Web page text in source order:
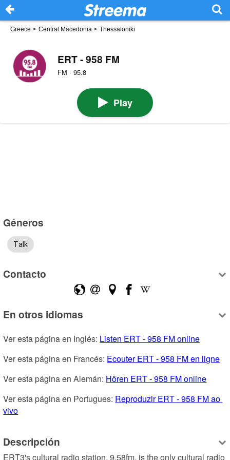
Greece > Central Macedonia > Thessaloniki
ERT - 958 FM
FM · 95.8
Play
Géneros
Talk
Contacto
En otros idiomas
Ver esta página en Inglés: Listen ERT - 958 FM online
Ver esta página en Francés: Ecouter ERT - 958 FM en ligne
Ver esta página en Alemán: Hören ERT - 958 FM online
Ver esta página en Portugues: Reproduzir ERT - 958 FM ao
vivo
Descripción
ERT3's cultural radio station, 9.58fm, is the only cultural radio